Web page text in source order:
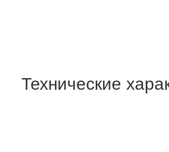
Технические